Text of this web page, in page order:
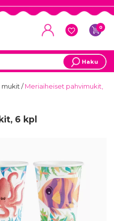
0
Haku
mukit/Meriaiheiset pahvimukit,
6 kpl